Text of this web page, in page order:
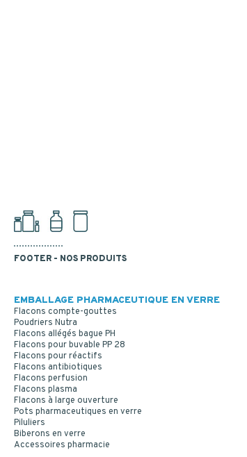
FOOTER - NOS PRODUITS
EMBALLAGE PHARMACEUTIQUE EN VERRE
Flacons compte-gouttes
Poudriers Nutra
Flacons allégés bague PH
Flacons pour buvable PP 28
Flacons pour réactifs
Flacons antibiotiques
Flacons perfusion
Flacons plasma
Flacons à large ouverture
Pots pharmaceutiques en verre
Piluliers
Biberons en verre
Accessoires pharmacie